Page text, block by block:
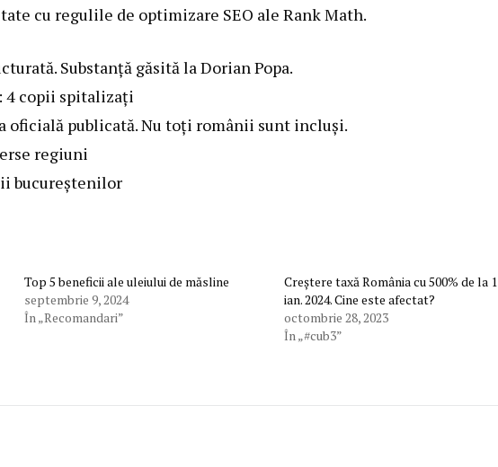
cu regulile de optimizare SEO ale Rank Math.
Substanță găsită la Dorian Popa.
4 copii spitalizați
oficială publicată. Nu toți românii sunt incluși.
regiuni
bucureștenilor
Top 5 beneficii ale uleiului de măsline
septembrie 9, 2024
În „Recomandari”
Creștere taxă România cu 500% de la 1
ian. 2024. Cine este afectat?
octombrie 28, 2023
În „#cub3”